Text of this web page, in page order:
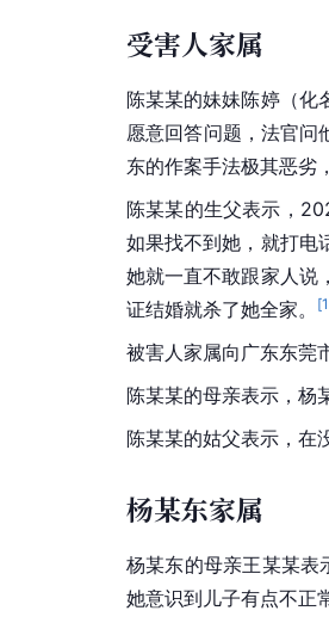
受害人家属
陈某某的妹妹陈婷（化
愿意回答问题，法官问
东的作案手法极其恶劣
陈某某的生父表示，
如果找不到她，就打电
她就一直不敢跟家人说
证结婚就杀了她全家。
[1
被害人家属向广东东莞
陈某某的母亲表示，杨
陈某某的姑父表示，在
杨某东家属
杨某东的母亲王某某
她意识到儿子有点不正